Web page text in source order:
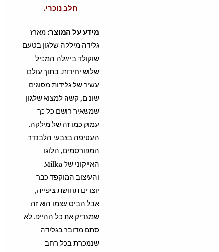
חלב נוכרי.
מידע על המוצר:מארז
גלידה מילקה שלגון בטעם
שוקולד בייגלה המכיל
שלוש יחידות. בתוך עולם
עשיר של גלידות מסוגים
שונים, קשה למצוא שלגון
שמשאיר רושם כל כך
עמוק כמו זה של מילקה.
העטיפה בצבעי הלבנדר
המפורסמים, הלוגו
האייקוני של Milka
והעיצוב המוקפד כבר
יוצרים תחושת ציפייה,
אבל הביס עצמו הוא זה
שמצדיק את כל ההייפ. לא
סתם מדובר בגלידה
שנמכרת בכל רחבי